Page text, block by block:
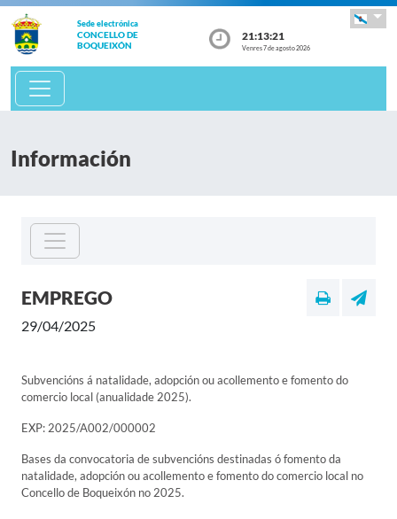
Sede electrónica
CONCELLO DE
BOQUEIXÓN
21:13:21
Venres 7 de agosto 2026
Información
EMPREGO
29/04/2025
Subvencións á natalidade, adopción ou acollemento e fomento do
comercio local (anualidade 2025).
EXP: 2025/A002/000002
Bases da convocatoria de subvencións destinadas ó fomento da
natalidade, adopción ou acollemento e fomento do comercio local no
Concello de Boqueixón no 2025.